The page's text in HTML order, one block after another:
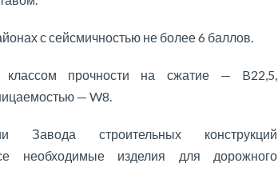
с сейсмичностью не более 6 баллов.
классом прочности на сжатие — B22,5,
— W8.
Завода строительных конструкций
необходимые изделия для дорожного